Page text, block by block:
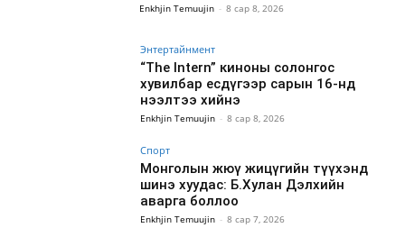
Enkhjin Temuujin - 8 сар 8, 2026
Энтертайнмент
“The Intern” киноны солонгос
хувилбар есдүгээр сарын 16-нд
нээлтээ хийнэ
Enkhjin Temuujin - 8 сар 8, 2026
Спорт
Монголын жюү жицүгийн түүхэнд
шинэ хуудас: Б.Хулан Дэлхийн
аварга боллоо
Enkhjin Temuujin - 8 сар 7, 2026